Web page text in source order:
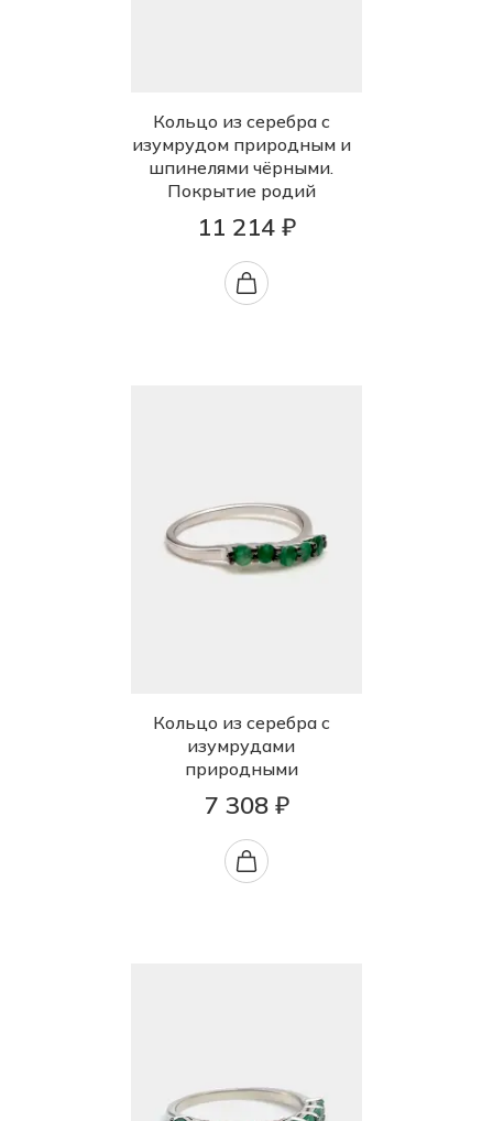
Кольцо из серебра с
изумрудом природным и
шпинелями чёрными.
Покрытие родий
11 214 ₽
Кольцо из серебра с
изумрудами
природными
7 308 ₽